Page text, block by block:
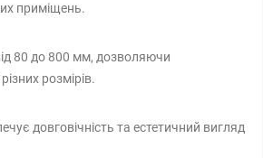
приміщень.
80 до 800 мм, дозволяючи
розмірів.
довговічність та естетичний вигляд